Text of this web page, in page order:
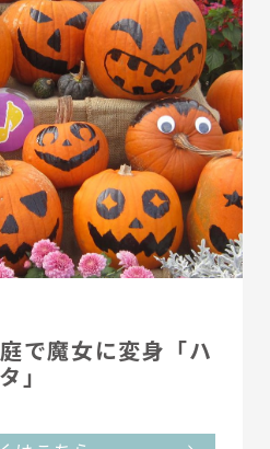
で魔女に変身「ハ
」